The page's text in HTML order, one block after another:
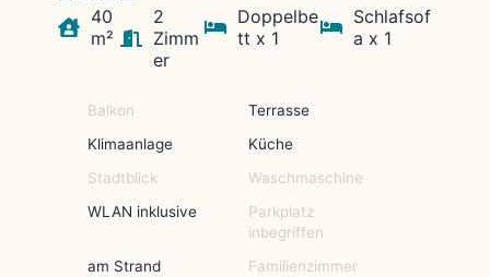
40
m²
2
Zimm
er
Doppelbe
tt x 1
Schlafsof
a x 1
Balkon
Terrasse
Klimaanlage
Küche
Stadtblick
Waschmaschine
WLAN inklusive
Parkplatz
inbegriffen
am Strand
Familienzimmer